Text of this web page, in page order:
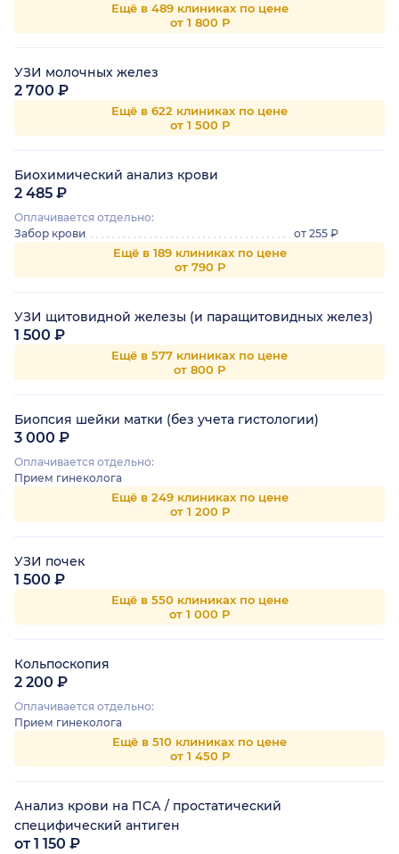
Ещё в 489 клиниках по цене
от 1 800 Р
УЗИ молочных желез
2 700 ₽
Ещё в 622 клиниках по цене
от 1 500 Р
Биохимический анализ крови
2 485 ₽
Оплачивается отдельно:
Забор крови
от 255 ₽
Ещё в 189 клиниках по цене
от 790 Р
УЗИ щитовидной железы (и паращитовидных желез)
1 500 ₽
Ещё в 577 клиниках по цене
от 800 Р
Биопсия шейки матки (без учета гистологии)
3 000 ₽
Оплачивается отдельно:
Прием гинеколога
Ещё в 249 клиниках по цене
от 1 200 Р
УЗИ почек
1 500 ₽
Ещё в 550 клиниках по цене
от 1 000 Р
Кольпоскопия
2 200 ₽
Оплачивается отдельно:
Прием гинеколога
Ещё в 510 клиниках по цене
от 1 450 Р
Анализ крови на ПСА / простатический
специфический антиген
от 1 150 ₽